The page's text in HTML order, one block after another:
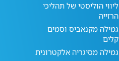
ליווי הוליסטי של תהליכי
הרזייה
גמילה מקנאביס וסמים
קלים
גמילה מסיגריה אלקטרונית